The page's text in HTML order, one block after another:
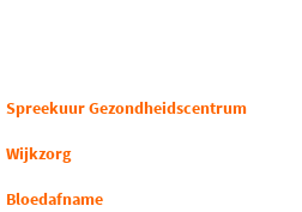
Spreekuur Gezondheidscentrum
Wijkzorg
Bloedafname